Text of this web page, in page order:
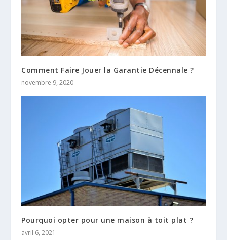
Comment Faire Jouer la Garantie Décennale ?
novembre 9, 2020
Pourquoi opter pour une maison à toit plat ?
avril 6, 2021